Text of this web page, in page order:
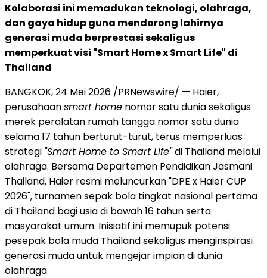
Kolaborasi ini memadukan teknologi, olahraga,
dan gaya hidup guna mendorong lahirnya
generasi muda berprestasi sekaligus
memperkuat visi "Smart Home x Smart Life" di
Thailand
BANGKOK, 24 Mei 2026 /PRNewswire/ — Haier,
perusahaansmart home nomor satu dunia sekaligus
merek peralatan rumah tangga nomor satu dunia
selama 17 tahun berturut-turut, terus memperluas
strategi "Smart Home to Smart Life"di Thailand melalui
olahraga. Bersama Departemen Pendidikan Jasmani
Thailand, Haier resmi meluncurkan "DPE x Haier CUP
2026", turnamen sepak bola tingkat nasional pertama
di Thailand bagi usia di bawah 16 tahun serta
masyarakat umum. Inisiatif ini memupuk potensi
pesepak bola muda Thailand sekaligus menginspirasi
generasi muda untuk mengejar impian di dunia
olahraga.